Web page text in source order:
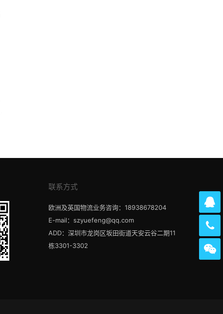
联系方式
欧洲及英国物流业务咨询：18938678204
E-mail：szyuefeng@qq.com
ADD：深圳市龙岗区坂田街道天安云谷二期11
栋3301-3302